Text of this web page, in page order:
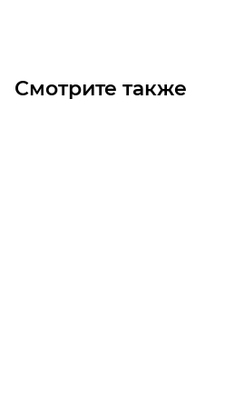
Смотрите также